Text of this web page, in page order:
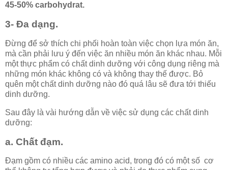
45-50% carbohydrat.
3- Đa dạng.
Đừng để sở thích chi phối hoàn toàn việc chọn lựa món ăn,
mà cần phải lưu ý đến việc ăn nhiều món ăn khác nhau. Mỗi
một thực phẩm có chất dinh dưỡng với công dụng riêng mà
những món khác không có và không thay thế được. Bỏ
quên một chất dinh dưỡng nào đó quá lâu sẽ đưa tới thiếu
dinh dưỡng.
Sau đây là vài hướng dẫn về việc sử dụng các chất dinh
dưỡng:
a. Chất đạm.
Đạm gồm có nhiều các amino acid, trong đó có một số cơ